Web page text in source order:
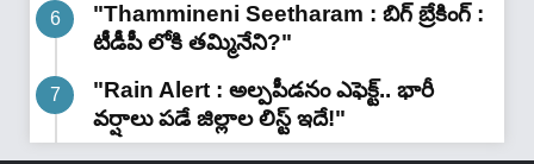
"Thammineni Seetharam : బిగ్ బ్రేకింగ్ :
టీడీపీ లోకి తమ్మినేని?"
"Rain Alert : అల్పపీడనం ఎఫెక్ట్.. భారీ
వర్షాలు పడే జిల్లాల లిస్ట్ ఇదే!"